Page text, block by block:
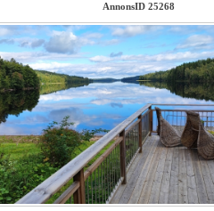
AnnonsID 25268